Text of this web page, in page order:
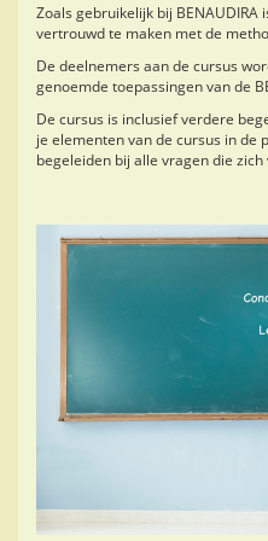
Zoals gebruikelijk bij BENAUDIRA
vertrouwd te maken met de
De deelnemers aan de cursus
genoemde toepassingen van de
De cursus is inclusief verdere
je elementen van de cursus in de
begeleiden bij alle vragen die zich